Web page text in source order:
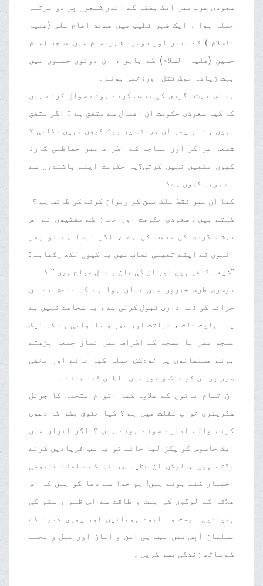
سعودی عرب میں ایک ہفتہ کے اندر شیعوں پر دو مرتبہ
حملہ ہوا ، ایک شہر قطیب میں مسجد امام علی (علیہ
السلام ) کے اندر اور دوسرا شہردمام میں مسجد امام
حسین (علیہ السلام) کے باہر ، ان دونوں حملوں میں
بہت زیادہ لوگ قتل اورزخمی ہوئے ۔
ہم اس دہشت گردی کی مذمت کرتے ہوئے سوال کرتے ہیں
کہ کیا سعودی حکومت ان اعمال سے متفق ہے ؟ اگر متفق
نہیں ہے تو پھر ان جرائم پر روک کیوں نہیں لگاتی ؟
شیعہ مراکز اور مساجد کے اطراف میں حفاظتی گارڈ
کیوں متعین نہیں کرتی؟یہ حکومت اپنے باشندوں سے
بے توجہ کیوں ہے؟
کیا ان میں فقط ملک یمن کو ویران کرنے کی طاقت ہے ؟
کہتے ہیں : سعودی حکومت اور حجاز کے مفتیوں نے اس
دہشت گردی کی مذمت کی ہے ، اگر ایسا ہے تو پھر
انہوں نے اپنے تعیمی نصاب میں یہ کیوں لکھ رکھاہے :
''شیعہ کافر ہیں اور ان کی جان و مال مباح ہیں '' ؟
دوسری طرف خبروں میں بیان ہوا ہے کہ داعش نے ان
جرائم کی ذمہ داری قبول کرلی ہے ، یہ شجاعت نہیں ہے
یہ نہایت ذلت ، خباثت اور عجز و ناتوانی ہے کہ ایک
مسجد میں یا مسجد کے اطراف میں نماز جمعہ پڑھتے
ہوئے مسلمانوں پر خودکش حملہ کیا جائے اور مخفی
طور پر ان کو خاک و خون میں غلطاں کیا جائے ۔
ان تمام باتوں کے علاوہ کیا اقوام متحدہ کا جرنل
سکریٹری خواب غفلت میں ہے ؟ کیا حقوق بشر کا دعوی
کرنے والے ادارے سوئے ہوئے ہیں ؟ اگر ایران میں
ایک جاسوس کو پکڑ لیا جائے تو یہ سب فریادیں کرنے
لگتے ہیں ، لیکن ان عظیم جرائم کے سامنے خاموشی
اختیار کئے ہوئے ہیں! ہم خدا سے دعا گو ہیں کہ اس
علاقہ کے لوگوں کی ہمت و طاقت سے اس ظلم و ستم کی
بنیادیں نیست و نابود ہوجائیں اور پوری دنیا کے
مسلمان آپس میں بہت ہی امن و امان اور میل و محبت
کے ساتھ زندگی بسر کریں ۔